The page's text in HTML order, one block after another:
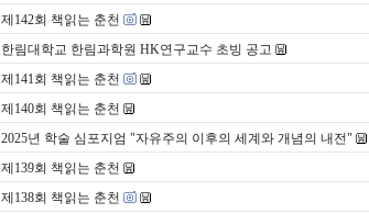
제142회 책읽는 춘천
한림대학교 한림과학원 HK연구교수 초빙 공고
제141회 책읽는 춘천
제140회 책읽는 춘천
2025년 학술 심포지엄 "자유주의 이후의 세계와 개념의 내전"
제139회 책읽는 춘천
제138회 책읽는 춘천